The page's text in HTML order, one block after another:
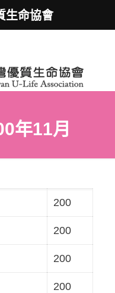
年11月
200
200
200
200
生命協會